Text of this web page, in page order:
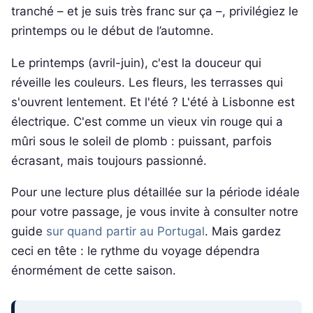
tranché – et je suis très franc sur ça –, privilégiez le
printemps ou le début de l’automne.
Le printemps (avril-juin), c'est la douceur qui
réveille les couleurs. Les fleurs, les terrasses qui
s'ouvrent lentement. Et l'été ? L'été à Lisbonne est
électrique. C'est comme un vieux vin rouge qui a
mûri sous le soleil de plomb : puissant, parfois
écrasant, mais toujours passionné.
Pour une lecture plus détaillée sur la période idéale
pour votre passage, je vous invite à consulter notre
guide sur quand partir au Portugal. Mais gardez
ceci en tête : le rythme du voyage dépendra
énormément de cette saison.